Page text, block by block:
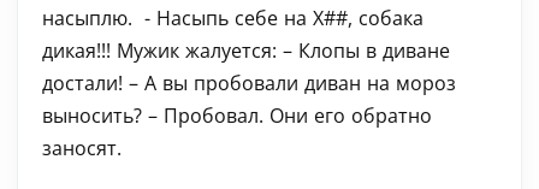
насыплю. - Насыпь себе на Х##, собака
дикая!!! Мужик жалуется: – Клопы в диване
достали! – А вы пробовали диван на мороз
выносить? – Пробовал. Они его обратно
заносят.